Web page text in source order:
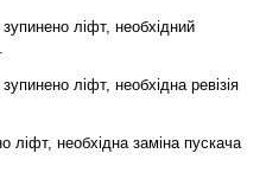
ліфт, необхідний
ліфт, необхідна ревізія
ліфт, необхідна заміна пускача